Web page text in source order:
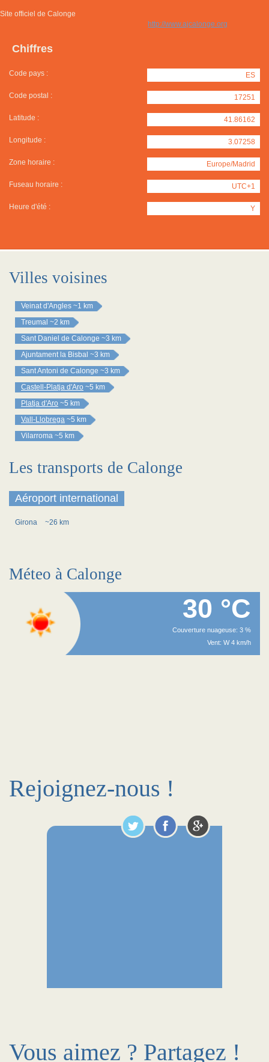
Site officiel de Calonge
http://www.ajcalonge.org
Chiffres
Code pays : ES
Code postal : 17251
Latitude : 41.86162
Longitude : 3.07258
Zone horaire : Europe/Madrid
Fuseau horaire : UTC+1
Heure d'été : Y
Villes voisines
Veinat d'Angles ~1 km
Treumal ~2 km
Sant Daniel de Calonge ~3 km
Ajuntament la Bisbal ~3 km
Sant Antoni de Calonge ~3 km
Castell-Platja d'Aro ~5 km
Platja d'Aro ~5 km
Vall-Llobrega ~5 km
Vilarroma ~5 km
Les transports de Calonge
Aéroport international
Girona ~26 km
Méteo à Calonge
30 °C
Couverture nuageuse: 3 %
Vent: W 4 km/h
Rejoignez-nous !
Vous aimez ? Partagez !